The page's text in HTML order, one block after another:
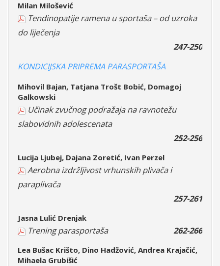
Milan Milošević
Tendinopatije ramena u sportaša – od uzroka
do liječenja
247-250
KONDICIJSKA PRIPREMA PARASPORTAŠA
Mihovil Bajan, Tatjana Trošt Bobić, Domagoj
Galkowski
Učinak zvučnog podražaja na ravnotežu
slabovidnih adolescenata
252-256
Lucija Ljubej, Dajana Zoretić, Ivan Perzel
Aerobna izdržljivost vrhunskih plivača i
paraplivača
257-261
Jasna Lulić Drenjak
Trening parasportaša 262-266
Lea Bušac Krišto, Dino Hadžović, Andrea Krajačić,
Mihaela Grubišić